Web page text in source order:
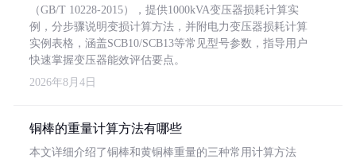
（GB/T 10228-2015），提供1000kVA变压器损耗计算实
例，分步骤说明变损计算方法，并附电力变压器损耗计算
实例表格，涵盖SCB10/SCB13等常见型号参数，指导用户
快速掌握变压器能效评估要点。
2026年8月4日
铜棒的重量计算方法有哪些
本文详细介绍了铜棒和黄铜棒重量的三种常用计算方法